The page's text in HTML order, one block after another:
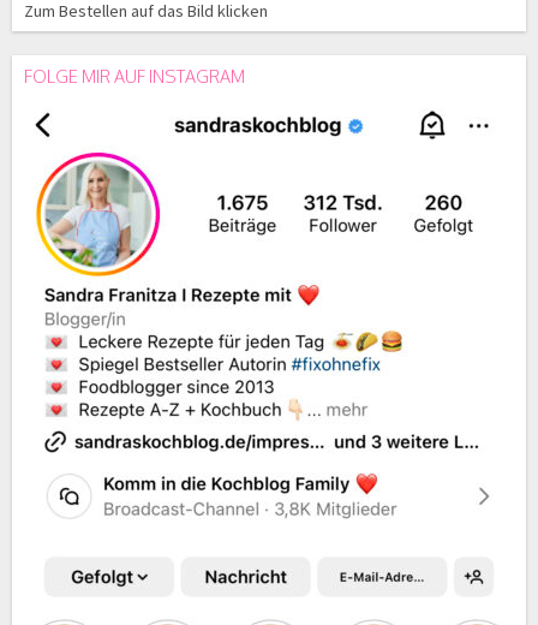
Zum Bestellen auf das Bild klicken
FOLGE MIR AUF INSTAGRAM